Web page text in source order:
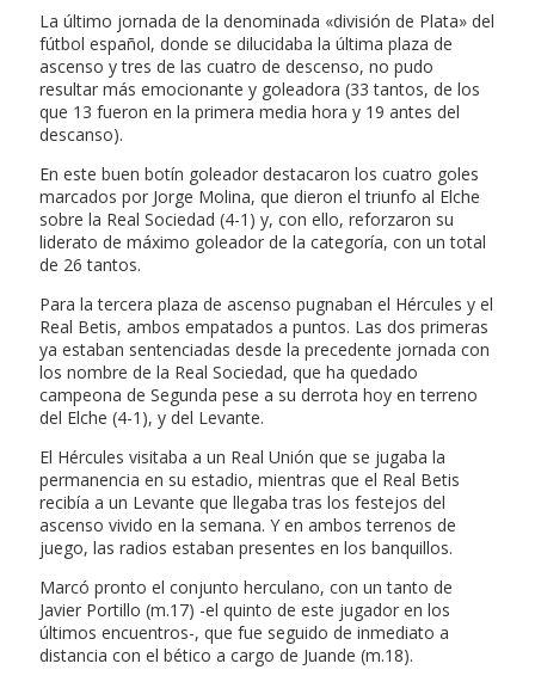
La último jornada de la denominada «división de Plata» del
fútbol español, donde se dilucidaba la última plaza de
ascenso y tres de las cuatro de descenso, no pudo
resultar más emocionante y goleadora (33 tantos, de los
que 13 fueron en la primera media hora y 19 antes del
descanso).
En este buen botín goleador destacaron los cuatro goles
marcados por Jorge Molina, que dieron el triunfo al Elche
sobre la Real Sociedad (4-1) y, con ello, reforzaron su
liderato de máximo goleador de la categoría, con un total
de 26 tantos.
Para la tercera plaza de ascenso pugnaban el Hércules y el
Real Betis, ambos empatados a puntos. Las dos primeras
ya estaban sentenciadas desde la precedente jornada con
los nombre de la Real Sociedad, que ha quedado
campeona de Segunda pese a su derrota hoy en terreno
del Elche (4-1), y del Levante.
El Hércules visitaba a un Real Unión que se jugaba la
permanencia en su estadio, mientras que el Real Betis
recibía a un Levante que llegaba tras los festejos del
ascenso vivido en la semana. Y en ambos terrenos de
juego, las radios estaban presentes en los banquillos.
Marcó pronto el conjunto herculano, con un tanto de
Javier Portillo (m.17) -el quinto de este jugador en los
últimos encuentros-, que fue seguido de inmediato a
distancia con el bético a cargo de Juande (m.18).